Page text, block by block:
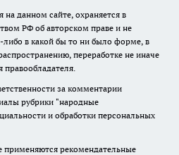
данном сайте, охраняется в
РФ об авторском праве и не
в какой бы то ни было форме, в
переработке не иначе
правообладателя.
за комментарии
рубрики "народные
и обработки персональных
рекомендательные